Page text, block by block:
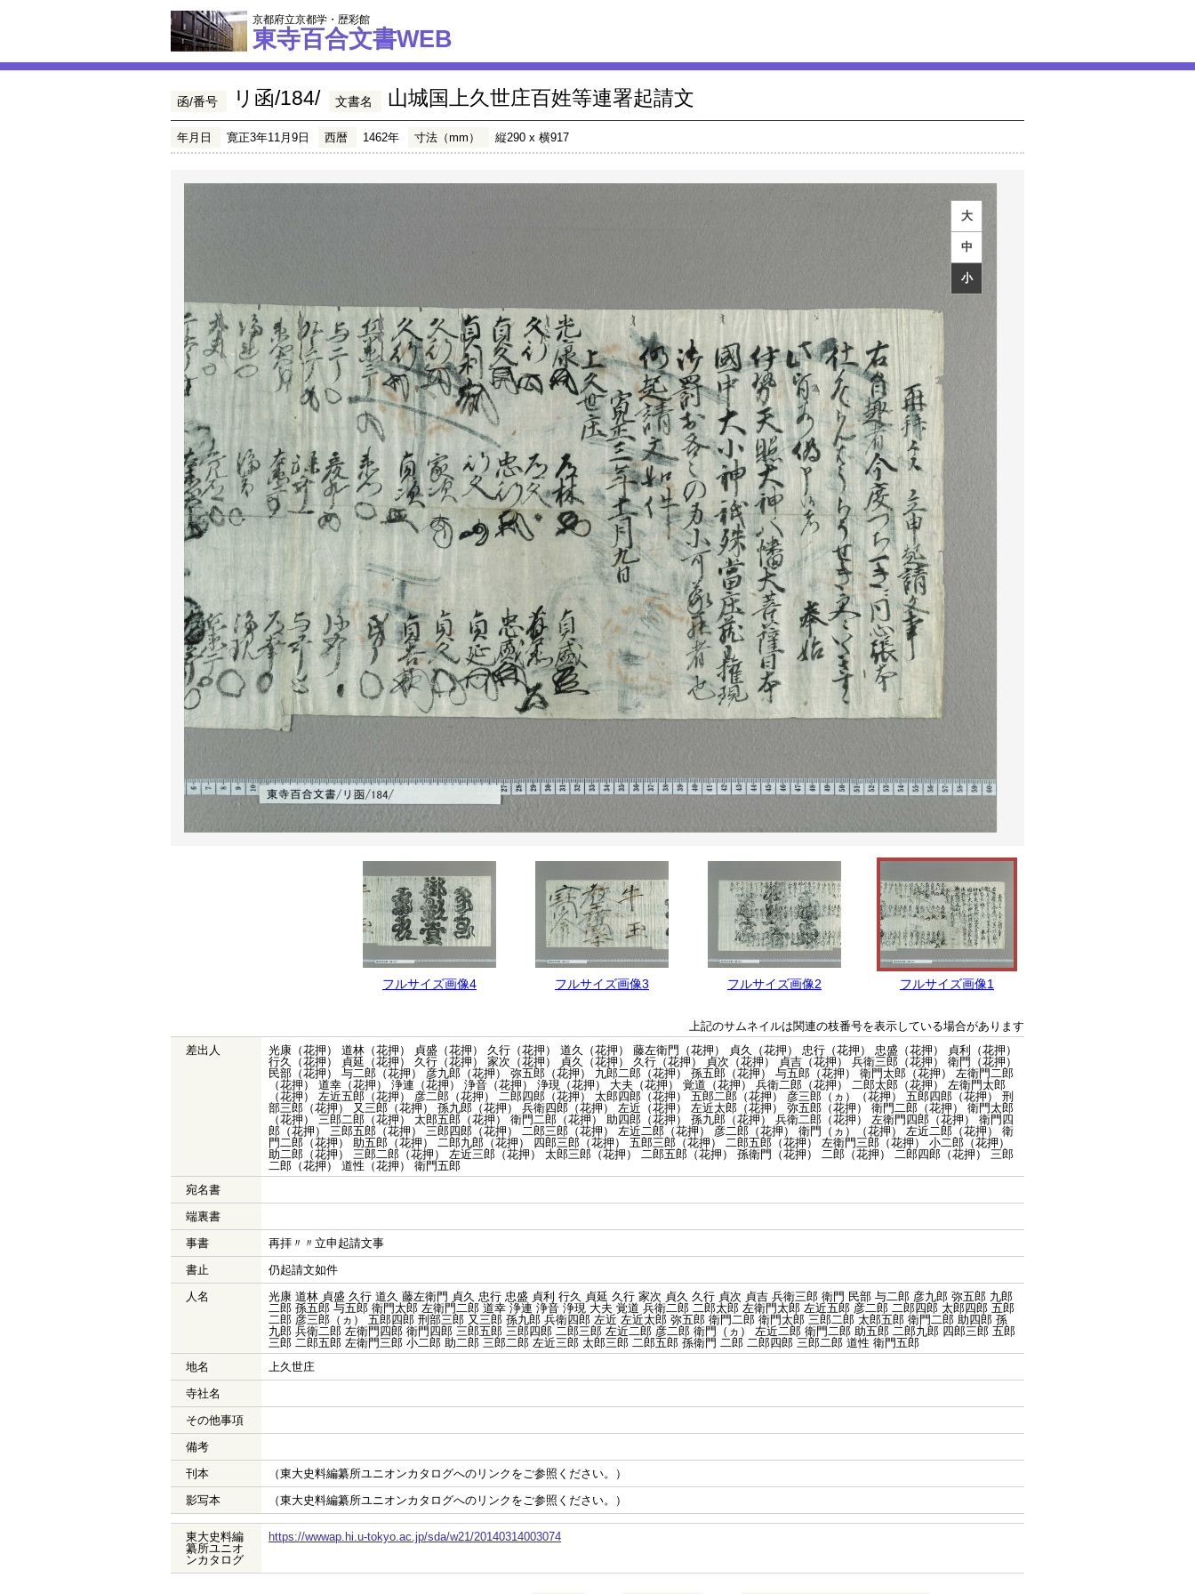
京都府立京都学・歴彩館
東寺百合文書WEB
函/番号 リ函/184/ 文書名 山城国上久世庄百姓等連署起請文
年月日 寛正3年11月9日 西暦 1462年 寸法（mm） 縦290 x 横917
大
中
小
フルサイズ画像4 フルサイズ画像3 フルサイズ画像2 フルサイズ画像1
上記のサムネイルは関連の枝番号を表示している場合があります
差出人
光康（花押） 道林（花押） 貞盛（花押） 久行（花押） 道久（花押） 藤左衛門（花押） 貞久（花押） 忠行（花押） 忠盛（花押） 貞利（花押）
行久（花押） 貞延（花押） 久行（花押） 家次（花押） 貞久（花押） 久行（花押） 貞次（花押） 貞吉（花押） 兵衛三郎（花押） 衛門（花押）
民部（花押） 与二郎（花押） 彦九郎（花押） 弥五郎（花押） 九郎二郎（花押） 孫五郎（花押） 与五郎（花押） 衛門太郎（花押） 左衛門二郎
（花押） 道幸（花押） 浄連（花押） 浄音（花押） 浄現（花押） 大夫（花押） 覚道（花押） 兵衛二郎（花押） 二郎太郎（花押） 左衛門太郎
（花押） 左近五郎（花押） 彦二郎（花押） 二郎四郎（花押） 太郎四郎（花押） 五郎二郎（花押） 彦三郎（ヵ）（花押） 五郎四郎（花押） 刑
部三郎（花押） 又三郎（花押） 孫九郎（花押） 兵衛四郎（花押） 左近（花押） 左近太郎（花押） 弥五郎（花押） 衛門二郎（花押） 衛門太郎
（花押） 三郎二郎（花押） 太郎五郎（花押） 衛門二郎（花押） 助四郎（花押） 孫九郎（花押） 兵衛二郎（花押） 左衛門四郎（花押） 衛門四
郎（花押） 三郎五郎（花押） 三郎四郎（花押） 二郎三郎（花押） 左近二郎（花押） 彦二郎（花押） 衛門（ヵ）（花押） 左近二郎（花押） 衛
門二郎（花押） 助五郎（花押） 二郎九郎（花押） 四郎三郎（花押） 五郎三郎（花押） 二郎五郎（花押） 左衛門三郎（花押） 小二郎（花押）
助二郎（花押） 三郎二郎（花押） 左近三郎（花押） 太郎三郎（花押） 二郎五郎（花押） 孫衛門（花押） 二郎（花押） 二郎四郎（花押） 三郎
二郎（花押） 道性（花押） 衛門五郎
宛名書
端裏書
事書
再拝〃〃立申起請文事
書止
仍起請文如件
人名
光康 道林 貞盛 久行 道久 藤左衛門 貞久 忠行 忠盛 貞利 行久 貞延 久行 家次 貞久 久行 貞次 貞吉 兵衛三郎 衛門 民部 与二郎 彦九郎 弥五郎 九郎
二郎 孫五郎 与五郎 衛門太郎 左衛門二郎 道幸 浄連 浄音 浄現 大夫 覚道 兵衛二郎 二郎太郎 左衛門太郎 左近五郎 彦二郎 二郎四郎 太郎四郎 五郎
二郎 彦三郎（ヵ） 五郎四郎 刑部三郎 又三郎 孫九郎 兵衛四郎 左近 左近太郎 弥五郎 衛門二郎 衛門太郎 三郎二郎 太郎五郎 衛門二郎 助四郎 孫
九郎 兵衛二郎 左衛門四郎 衛門四郎 三郎五郎 三郎四郎 二郎三郎 左近二郎 彦二郎 衛門（ヵ） 左近二郎 衛門二郎 助五郎 二郎九郎 四郎三郎 五郎
三郎 二郎五郎 左衛門三郎 小二郎 助二郎 三郎二郎 左近三郎 太郎三郎 二郎五郎 孫衛門 二郎 二郎四郎 三郎二郎 道性 衛門五郎
地名
上久世庄
寺社名
その他事項
備考
刊本
（東大史料編纂所ユニオンカタログへのリンクをご参照ください。）
影写本
（東大史料編纂所ユニオンカタログへのリンクをご参照ください。）
東大史料編
纂所ユニオ
ンカタログ
https://wwwap.hi.u-tokyo.ac.jp/sda/w21/20140314003074